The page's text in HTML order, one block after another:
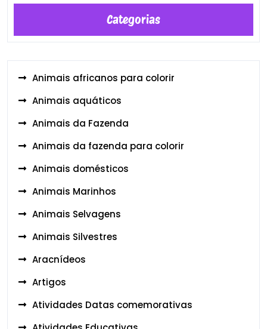
Categorias
Animais africanos para colorir
Animais aquáticos
Animais da Fazenda
Animais da fazenda para colorir
Animais domésticos
Animais Marinhos
Animais Selvagens
Animais Silvestres
Aracnídeos
Artigos
Atividades Datas comemorativas